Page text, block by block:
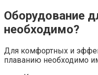
Оборудование
необходимо?
Для комфортных и
плаванию необходимо